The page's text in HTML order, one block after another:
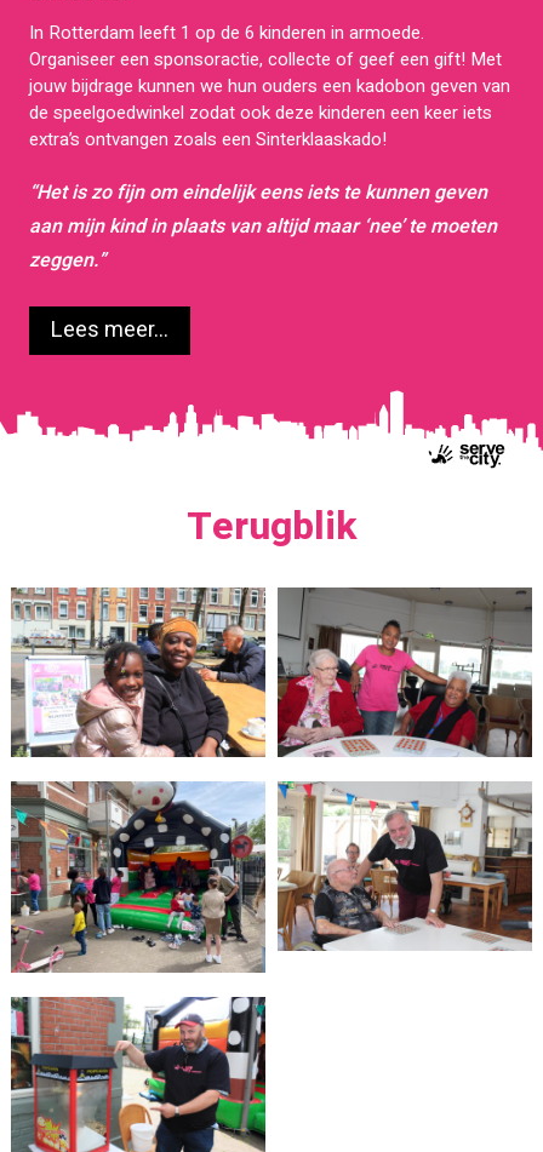
In Rotterdam leeft 1 op de 6 kinderen in armoede.
Organiseer een sponsoractie, collecte of geef een gift! Met
jouw bijdrage kunnen we hun ouders een kadobon geven van
de speelgoedwinkel zodat ook deze kinderen een keer iets
extra’s ontvangen zoals een Sinterklaaskado!
“Het is zo fijn om eindelijk eens iets te kunnen geven
aan mijn kind in plaats van altijd maar ‘nee’ te moeten
zeggen.”
Lees meer...
Terugblik